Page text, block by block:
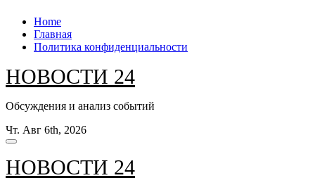
Перейти
содержанию
Home
Главная
Политика конфиденциальности
НОВОСТИ 24
Обсуждения и анализ событий
Чт. Авг 6th, 2026
НОВОСТИ 24